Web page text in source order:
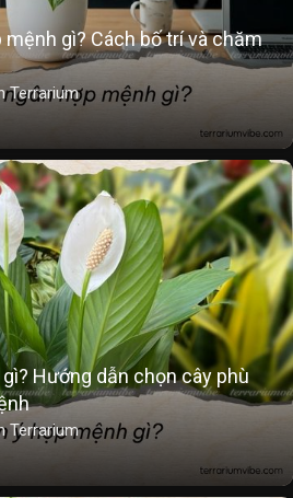
mệnh gì? Cách bố trí và chăm
Terrarium
Hướng dẫn chọn cây phù
Terrarium